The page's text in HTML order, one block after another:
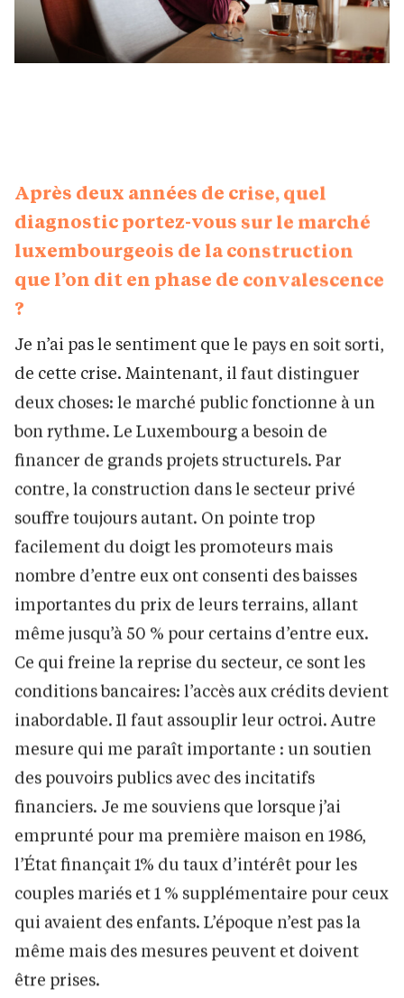
Après deux années de crise, quel
diagnostic portez-vous sur le marché
luxembourgeois de la construction
que l’on dit en phase de convalescence
?
Je n’ai pas le sentiment que le pays en soit sorti,
de cette crise. Maintenant, il faut distinguer
deux choses: le marché public fonctionne à un
bon rythme. Le Luxembourg a besoin de
financer de grands projets structurels. Par
contre, la construction dans le secteur privé
souffre toujours autant. On pointe trop
facilement du doigt les promoteurs mais
nombre d’entre eux ont consenti des baisses
importantes du prix de leurs terrains, allant
même jusqu’à 50 % pour certains d’entre eux.
Ce qui freine la reprise du secteur, ce sont les
conditions bancaires: l’accès aux crédits devient
inabordable. Il faut assouplir leur octroi. Autre
mesure qui me paraît importante : un soutien
des pouvoirs publics avec des incitatifs
financiers. Je me souviens que lorsque j’ai
emprunté pour ma première maison en 1986,
l’État finançait 1% du taux d’intérêt pour les
couples mariés et 1 % supplémentaire pour ceux
qui avaient des enfants. L’époque n’est pas la
même mais des mesures peuvent et doivent
être prises.